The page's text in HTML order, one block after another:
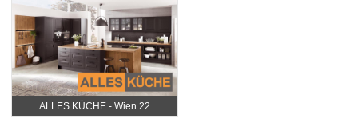
ALLES KÜCHE - Wien 22